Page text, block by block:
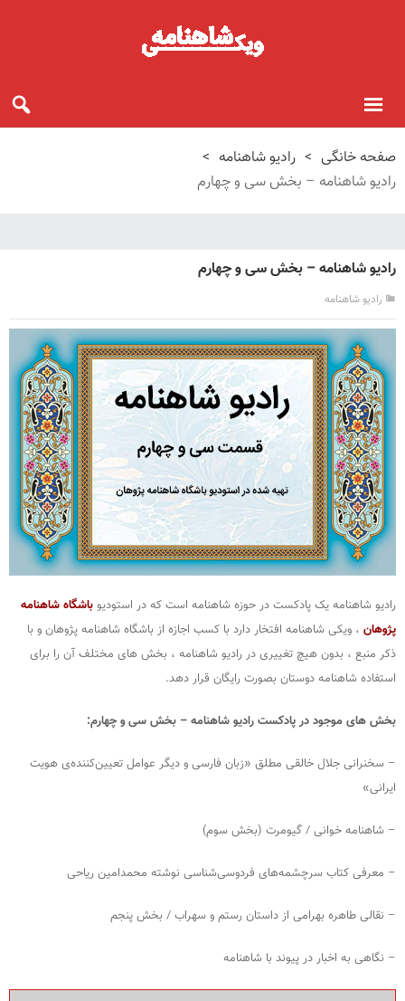
صفحه خانگی > رادیو شاهنامه >
رادیو شاهنامه – بخش سی و چهارم
رادیو شاهنامه – بخش سی و چهارم
رادیو شاهنامه
رادیو شاهنامه یک پادکست در حوزه شاهنامه است که در استودیو باشگاه شاهنامه
پژوهان ، ویکی شاهنامه افتخار دارد با کسب اجازه از باشگاه شاهنامه پژوهان و با
ذکر منبع ، بدون هیچ تغییری در رادیو شاهنامه ، بخش های مختلف آن را برای
استفاده شاهنامه دوستان بصورت رایگان قرار دهد.
بخش های موجود در پادکست رادیو شاهنامه – بخش سی و چهارم:
– سخنرانی جلال خالقی مطلق «زبان فارسی و دیگر عوامل تعیین‌کننده‌ی هویت
ایرانی»
– شاهنامه خوانی / گیومرت (بخش سوم)
– معرفی کتاب سرچشمه‌های فردوسی‌شناسی نوشته محمدامین ریاحی
– نقالی طاهره بهرامی از داستان رستم و سهراب / بخش پنجم
– نگاهی به اخبار در پیوند با شاهنامه